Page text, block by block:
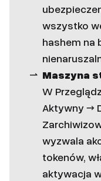
wszystko
hashem na
Maszyna
W
Aktywny →
wyzwala
tokenów,
aktywacja